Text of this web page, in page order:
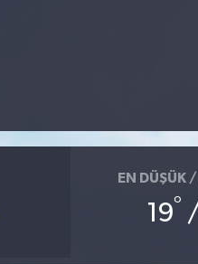
EN DÜŞÜK
19°